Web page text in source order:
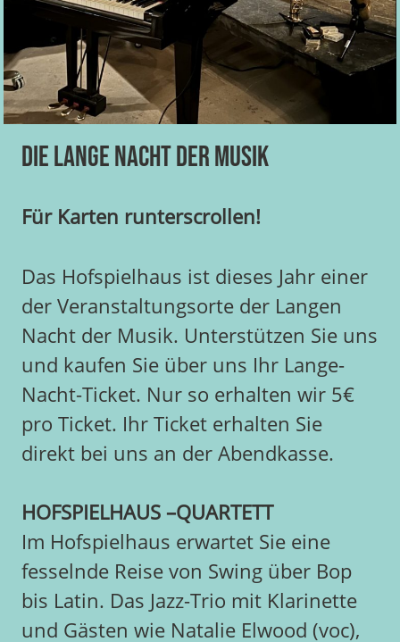
Die Lange Nacht der Musik
Für Karten runterscrollen!
Das Hofspielhaus ist dieses Jahr einer
der Veranstaltungsorte der Langen
Nacht der Musik. Unterstützen Sie uns
und kaufen Sie über uns Ihr Lange-
Nacht-Ticket. Nur so erhalten wir 5€
pro Ticket. Ihr Ticket erhalten Sie
direkt bei uns an der Abendkasse.
HOFSPIELHAUS –QUARTETT
Im Hofspielhaus erwartet Sie eine
fesselnde Reise von Swing über Bop
bis Latin. Das Jazz-Trio mit Klarinette
und Gästen wie Natalie Elwood (voc),